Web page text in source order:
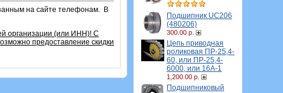
Подшипник UC206
(480206)
300.00 р.
Цепь приводная
роликовая ПР-25,4-
60, или ПР-25,4-
6000, или 16A-1
1,200.00 р.
Подшипниковый
на сайте телефонам. В
организации (или ИНН)! С
предоставление скидки